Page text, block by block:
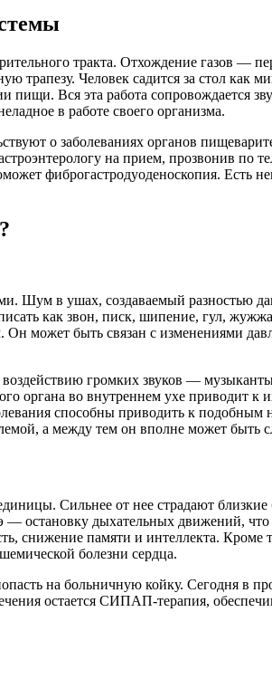
тракта. Отхождение газов —
трапезу. Человек садится за стол как
Вся эта работа сопровождается
в работе своего организма.
о заболеваниях органов
на прием, прозвонив
фиброгастродуоденоскопия. Есть
Шум в ушах, создаваемый разностью
как звон, писк, шипение, гул,
может быть связан с изменениями
громких звуков —
органа во внутреннем ухе
способны приводить к
а между тем он вполне может быть
Сильнее от нее страдают
— остановку дыхательных движений,
снижение памяти и интеллекта. Кроме
болезни сердца.
на больничную койку. Сегодня
остается СИПАП-терапия,